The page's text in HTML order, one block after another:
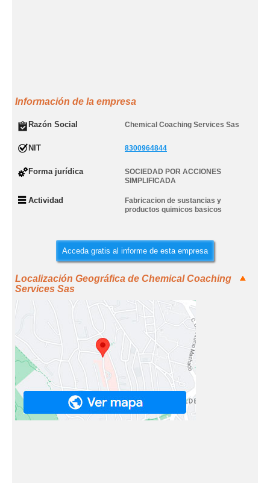
Información de la empresa
Razón Social Chemical Coaching Services Sas
NIT 8300964844
Forma jurídica
SOCIEDAD POR ACCIONES
SIMPLIFICADA
Actividad
Fabricacion de sustancias y
productos quimicos basicos
Acceda gratis al informe de esta empresa
Localización Geográfica de Chemical Coaching
Services Sas